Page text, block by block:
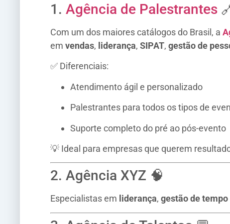
1. Agência de Palestrantes
Com um dos maiores catálogos do Brasil, a
em vendas, liderança, SIPAT, gestão de
✅ Diferenciais:
Atendimento ágil e personalizado
Palestrantes para todos os tipos de
Suporte completo do pré ao pós-evento
💡 Ideal para empresas que querem
2. Agência XYZ 🧠
Especialistas em liderança, gestão de tempo